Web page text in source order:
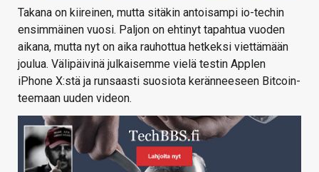
Takana on kiireinen, mutta sitäkin antoisampi io-techin
ensimmäinen vuosi. Paljon on ehtinyt tapahtua vuoden
aikana, mutta nyt on aika rauhottua hetkeksi viettämään
joulua. Välipäivinä julkaisemme vielä testin Applen
iPhone X:stä ja runsaasti suosiota keränneeseen Bitcoin-
teemaan uuden videon.